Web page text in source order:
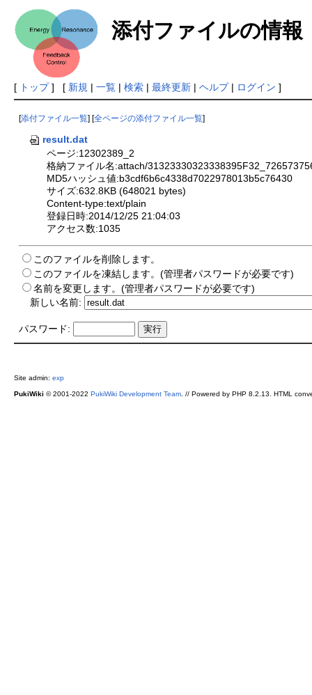
添付ファイルの情報
[ トップ] [ 新規 | 一覧| 検索| 最終更新| ヘルプ| ログイン ]
[添付ファイル一覧] [全ページの添付ファイル一覧]
result.dat
ページ:12302389_2
格納ファイル名:attach/
MD5ハッシュ値:b3cdf6b6c4338d7022978013b5c76430
サイズ:632.8KB (648021 bytes)
Content-type:text/plain
登録日時:2014/12/25 21:04:03
アクセス数:1035
このファイルを削除します。
このファイルを凍結します。(管理者パスワードが必要です)
名前を変更します。(管理者パスワードが必要です)
新しい名前:
パスワード:
Site admin: exp
PukiWiki © 2001-2022 PukiWiki Development Team. // Powered by PHP 8.2.13. HTML